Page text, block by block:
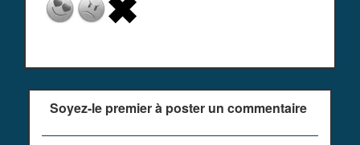
Soyez-le premier à poster un commentaire